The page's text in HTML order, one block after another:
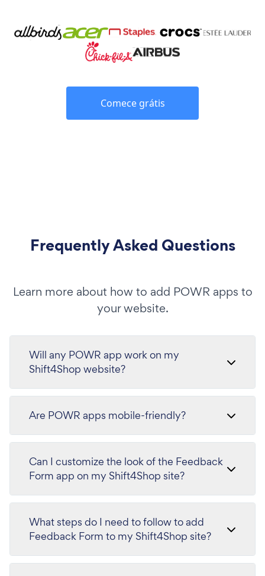
Comece grátis
Frequently Asked Questions
Learn more about how to add POWR apps to
your website.
Will any POWR app work on my
Shift4Shop website?
Are POWR apps mobile-friendly?
Can I customize the look of the Feedback
Form app on my Shift4Shop site?
What steps do I need to follow to add
Feedback Form to my Shift4Shop site?